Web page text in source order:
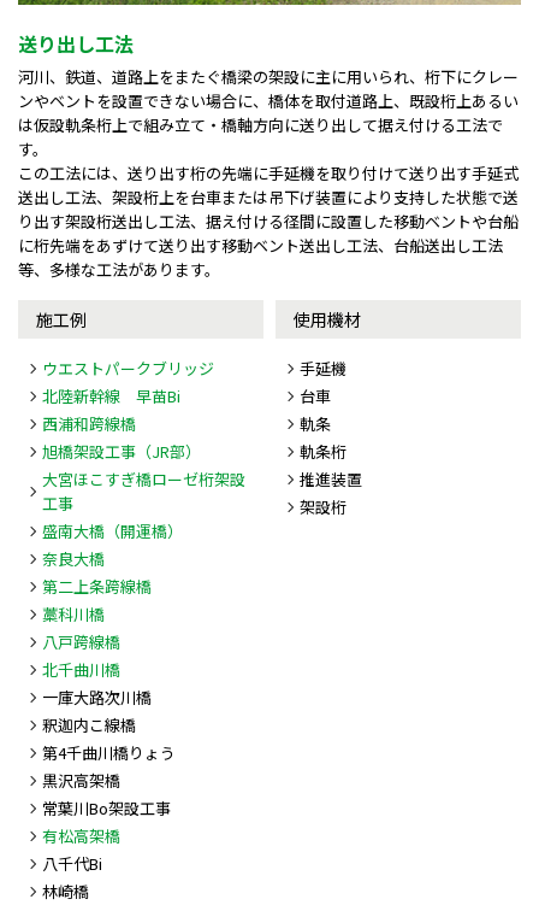
送り出し工法
河川、鉄道、道路上をまたぐ橋梁の架設に主に用いられ、桁下にクレー
ンやベントを設置できない場合に、橋体を取付道路上、既設桁上あるい
は仮設軌条桁上で組み立て・橋軸方向に送り出して据え付ける工法で
す。
この工法には、送り出す桁の先端に手延機を取り付けて送り出す手延式
送出し工法、架設桁上を台車または吊下げ装置により支持した状態で送
り出す架設桁送出し工法、据え付ける径間に設置した移動ベントや台船
に桁先端をあずけて送り出す移動ベント送出し工法、台船送出し工法
等、多様な工法があります。
施工例
ウエストパークブリッジ
北陸新幹線 早苗Bi
西浦和跨線橋
旭橋架設工事（JR部）
大宮ほこすぎ橋ローゼ桁架設
工事
盛南大橋（開運橋）
奈良大橋
第二上条跨線橋
藁科川橋
八戸跨線橋
北千曲川橋
一庫大路次川橋
釈迦内こ線橋
第4千曲川橋りょう
黒沢高架橋
常葉川Bo架設工事
有松高架橋
八千代Bi
林崎橋
使用機材
手延機
台車
軌条
軌条桁
推進装置
架設桁